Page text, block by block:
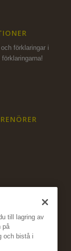
förklaringar i
förklaringarna!
till lagring av
på
och bistå i